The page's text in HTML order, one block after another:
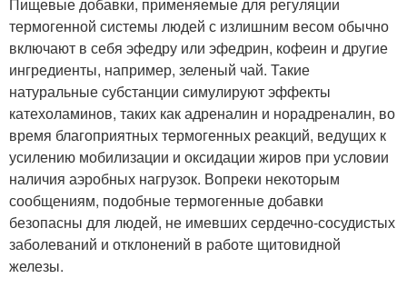
термогенной системы людей с излишним весом обычно
включают в себя эфедру или эфедрин, кофеин и другие
ингредиенты, например, зеленый чай. Такие
натуральные субстанции симулируют эффекты
катехоламинов, таких как адреналин и норадреналин, во
время благоприятных термогенных реакций, ведущих к
усилению мобилизации и оксидации жиров при условии
наличия аэробных нагрузок. Вопреки некоторым
сообщениям, подобные термогенные добавки
безопасны для людей, не имевших сердечно-сосудистых
заболеваний и отклонений в работе щитовидной
железы.